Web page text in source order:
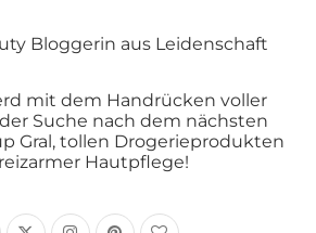
Bloggerin aus Leidenschaft
mit dem Handrücken voller
Suche nach dem nächsten
Gral, tollen Drogerieprodukten
Hautpflege!